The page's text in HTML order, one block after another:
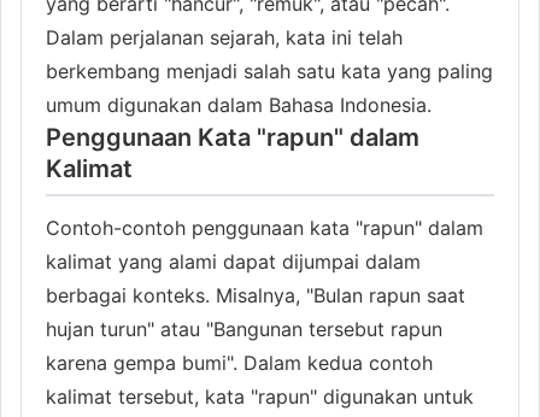
Dalam perjalanan sejarah, kata ini telah
berkembang menjadi salah satu kata yang paling
umum digunakan dalam Bahasa Indonesia.
Penggunaan Kata "rapun" dalam
Kalimat
Contoh-contoh penggunaan kata "rapun" dalam
kalimat yang alami dapat dijumpai dalam
berbagai konteks. Misalnya, "Bulan rapun saat
hujan turun" atau "Bangunan tersebut rapun
karena gempa bumi". Dalam kedua contoh
kalimat tersebut, kata "rapun" digunakan untuk